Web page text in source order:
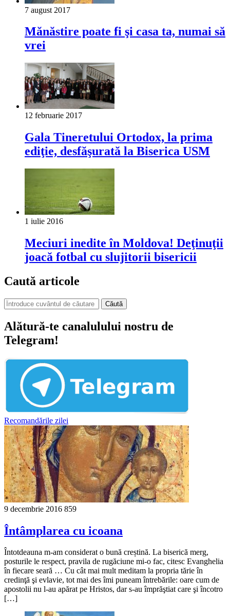
7 august 2017
Mănăstire poate fi şi casa ta, numai să
vrei
12 februarie 2017
Gala Tineretului Ortodox, la prima
ediţie, desfăşurată la Biserica USM
1 iulie 2016
Meciuri inedite în Moldova! Deţinuţii
joacă fotbal cu slujitorii bisericii
Caută articole
Căută
Alătură-te canalulului nostru de
Telegram!
Recomandările zilei
9 decembrie 2016 859
Întâmplarea cu icoana
Întotdeauna m-am considerat o bună creștină. La biserică merg,
posturile le respect, pravila de rugăciune mi-o fac, citesc Evanghelia
în fiecare seară … Cu cât mai mult meditam la propria tărie în
credinţă şi evlavie, tot mai des îmi puneam întrebările: oare cum de
apostolii nu l-au apărat pe Hristos, dar s-au împrăştiat care şi încotro
[…]